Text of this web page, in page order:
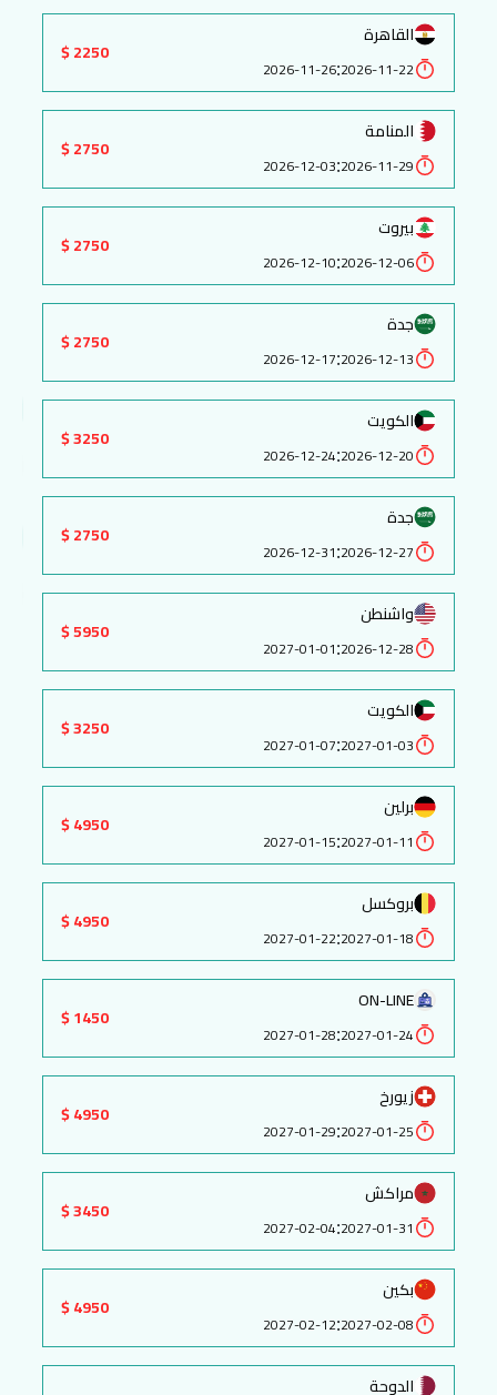
القاهرة
2026-11-22
:
2026-11-26
2250 $
المنامة
2026-11-29
:
2026-12-03
2750 $
بيروت
2026-12-06
:
2026-12-10
2750 $
جدة
2026-12-13
:
2026-12-17
2750 $
الكويت
2026-12-20
:
2026-12-24
3250 $
جدة
2026-12-27
:
2026-12-31
2750 $
واشنطن
2026-12-28
:
2027-01-01
5950 $
الكويت
2027-01-03
:
2027-01-07
3250 $
برلين
2027-01-11
:
2027-01-15
4950 $
بروكسل
2027-01-18
:
2027-01-22
4950 $
ON-LINE
2027-01-24
:
2027-01-28
1450 $
زيورخ
2027-01-25
:
2027-01-29
4950 $
مراكش
2027-01-31
:
2027-02-04
3450 $
بكين
2027-02-08
:
2027-02-12
4950 $
الدوحة